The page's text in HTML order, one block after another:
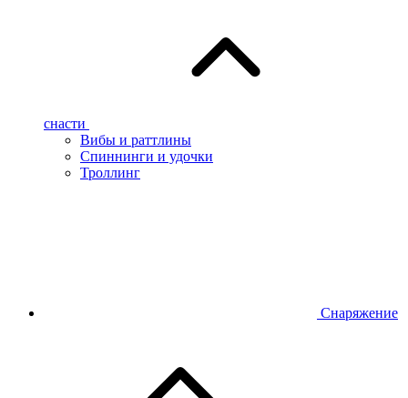
снасти
Вибы и раттлины
Спиннинги и удочки
Троллинг
Снаряжение